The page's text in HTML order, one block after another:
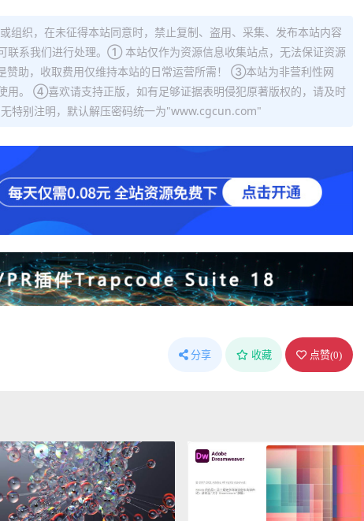
组织，在未征得本站同意时，禁止复制、盗用、采集、发布本站内容
联系我们进行处理。① 本站仅作为资源信息收集站点，无法保证资源
助，收取费用仅维持本站的日常运营所需！ ③本站为非营利性网
用。 ④喜欢请支持正版，如有足够证据表明侵犯原著版权的，请及时
特别注明，默认解压密码统一为"www.cgcun.com"
分享 收藏 点赞(0)